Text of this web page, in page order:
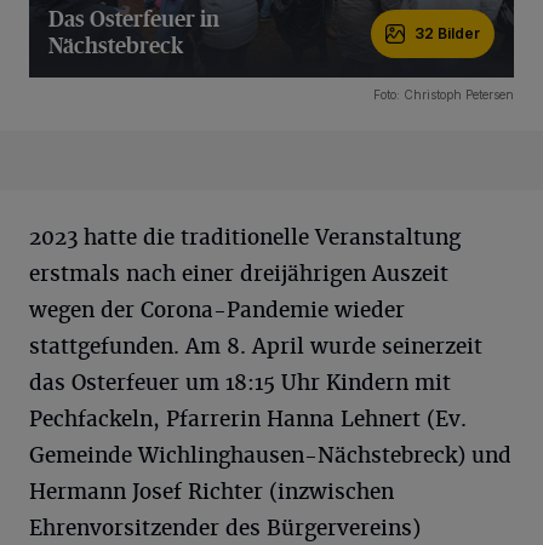
Das Osterfeuer in
Nächstebreck
32 Bilder
Foto: Christoph Petersen
2023 hatte die traditionelle Veranstaltung
erstmals nach einer dreijährigen Auszeit
wegen der Corona-Pandemie wieder
stattgefunden. Am 8. April wurde seinerzeit
das Osterfeuer um 18:15 Uhr Kindern mit
Pechfackeln, Pfarrerin Hanna Lehnert (Ev.
Gemeinde Wichlinghausen-Nächstebreck) und
Hermann Josef Richter (inzwischen
Ehrenvorsitzender des Bürgervereins)